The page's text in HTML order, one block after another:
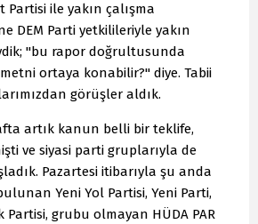
Partisi ile yakın çalışma
DEM Parti yetkilileriyle yakın
"bu rapor doğrultusunda
ortaya konabilir?" diye. Tabii
görüşler aldık.
artık kanun belli bir teklife,
ve siyasi parti gruplarıyla de
Pazartesi itibarıyla şu anda
Yeni Yol Partisi, Yeni Parti,
grubu olmayan HÜDA PAR